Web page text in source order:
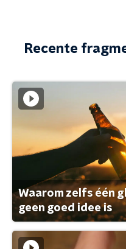
Recente
Waarom zelfs één
geen goed idee is